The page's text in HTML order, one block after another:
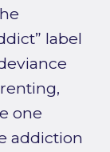
label
one
addiction